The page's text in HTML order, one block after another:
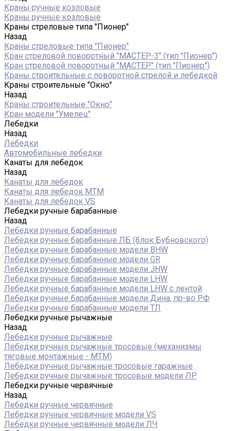
Краны ручные козловые
Краны ручные козловые
Краны стреловые типа "Пионер"
Назад
Краны стреловые типа "Пионер"
Кран стреловой поворотный "МАСТЕР-3" (тип "Пионер")
Кран стреловой поворотный "МАСТЕР" (тип "Пионер")
Краны строительные с поворотной стрелой и лебедкой
Краны строительные "Окно"
Назад
Краны строительные "Окно"
Кран модели "Умелец"
Лебедки
Назад
Лебедки
Автомобильные лебедки
Канаты для лебедок
Назад
Канаты для лебедок
Канаты для лебедок MTM
Канаты для лебедок VS
Лебедки ручные барабанные
Назад
Лебедки ручные барабанные
Лебедки ручные барабанные ЛБ (блок Бубновского)
Лебедки ручные барабанные модели BHW
Лебедки ручные барабанные модели GR
Лебедки ручные барабанные модели JHW
Лебедки ручные барабанные модели LHW
Лебедки ручные барабанные модели LHW c лентой
Лебедки ручные барабанные модели Дина, пр-во РФ
Лебедки ручные барабанные модели ТЛ
Лебедки ручные рычажные
Назад
Лебедки ручные рычажные
Лебедки ручные рычажные тросовые (механизмы
тяговые монтажные - МТМ)
Лебедки ручные рычажные тросовые гаражные
Лебедки ручные рычажные тросовые модели ЛР
Лебедки ручные червячные
Назад
Лебедки ручные червячные
Лебедки ручные червячные модели VS
Лебедки ручные червячные модели ЛЧ